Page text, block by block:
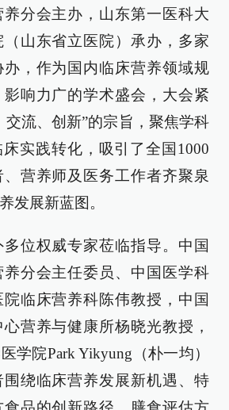
分会主办，山东第一医科大
山东省立医院）承办，多家
，作为国内临床营养领域规
响力广的学术盛会，大会紧
交流、创新”的宗旨，聚焦学科
实践转化，吸引了全国1000
营养师及医务工作者齐聚泉
发展新蓝图。
位权威专家莅临指导。中国
分会主任委员、中国医学科
临床营养科陈伟教授，中国
营养与健康所杨晓光教授，
学院Park Yikyung（朴一均）
绕临床营养发展新机遇、特